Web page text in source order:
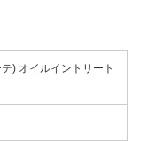
) オイルイントリート